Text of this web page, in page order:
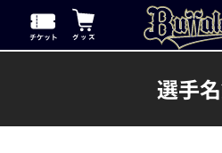
選手